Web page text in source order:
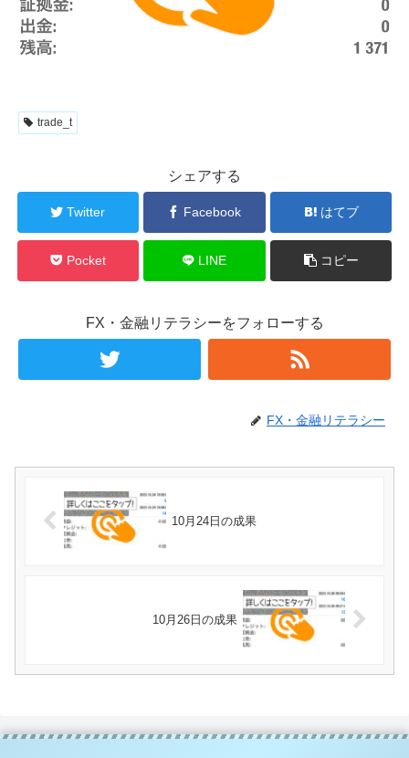
trade_t
シェアする
Twitter Facebook はてブ
Pocket LINE コピー
FX・金融リテラシーをフォローする
FX・金融リテラシー
10月24日の成果
10月26日の成果